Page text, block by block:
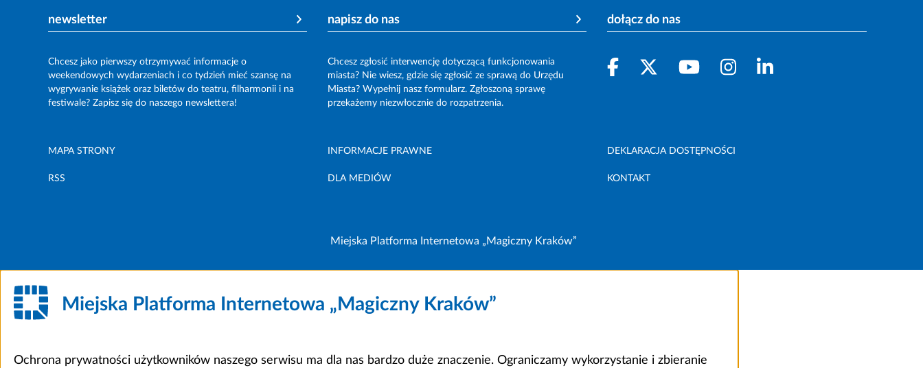
newsletter
Chcesz jako pierwszy otrzymywać informacje o
weekendowych wydarzeniach i co tydzień mieć szansę na
wygrywanie książek oraz biletów do teatru, filharmonii i na
festiwale? Zapisz się do naszego newslettera!
napisz do nas
Chcesz zgłosić interwencję dotyczącą funkcjonowania
miasta? Nie wiesz, gdzie się zgłosić ze sprawą do Urzędu
Miasta? Wypełnij nasz formularz. Zgłoszoną sprawę
przekażemy niezwłocznie do rozpatrzenia.
dołącz do nas
MAPA STRONY INFORMACJE PRAWNE DEKLARACJA DOSTĘPNOŚCI
RSS DLA MEDIÓW KONTAKT
Miejska Platforma Internetowa „Magiczny Kraków”
Miejska Platforma Internetowa „Magiczny Kraków”
Ochrona prywatności użytkowników naszego serwisu ma dla nas bardzo duże znaczenie. Ograniczamy wykorzystanie i zbieranie